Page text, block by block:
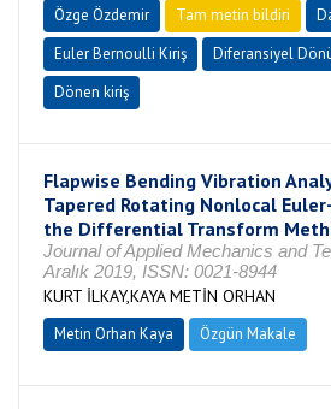
Özge Özdemir Tam metin bildiri
Euler Bernoulli Kiriş
Diferansiyel
Dönen kiriş
Flapwise Bending Vibration
Tapered Rotating Nonlocal
the Differential Transform
Journal of Applied Mechanics and
Aralık 2019, ISSN: 0021-8944
KURT İLKAY,KAYA METİN ORHAN
Metin Orhan Kaya Özgün Makale